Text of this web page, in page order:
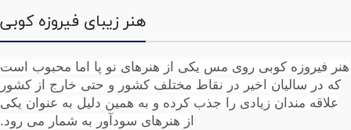
هنر زیبای فیروزه کوبی
هنر فیروزه کوبی روی مس یکی از هنرهای نو پا اما محبوب است
که در سالیان اخیر در نقاط مختلف کشور و حتی خارج از کشور
علاقه مندان زیادی را جذب کرده و به همین دلیل به عنوان یکی
از هنرهای سودآور به شمار می رود.